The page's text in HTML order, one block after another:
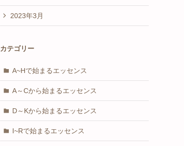
2023年3月
カテゴリー
A~Hで始まるエッセンス
A～Cから始まるエッセンス
D～Kから始まるエッセンス
I~Rで始まるエッセンス